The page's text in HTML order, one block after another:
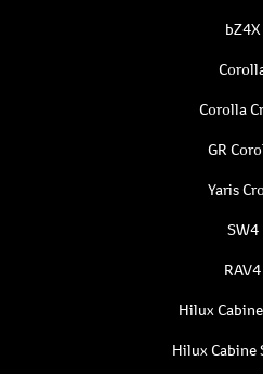
bZ4X
Corolla
GR
Yaris
SW4
RAV4
Hilux
Hilux Cabine